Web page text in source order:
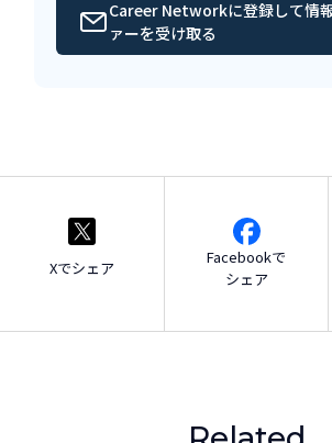
Career Networkに登録して情
ァーを受け取る
Xでシェア
Facebookで
シェア